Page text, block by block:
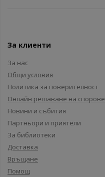
За клиенти
За нас
Общи условия
Политика за поверителност
Онлайн решаване на спорове
Новини и събития
Партньори и приятели
За библиотеки
Доставка
Връщане
Помощ